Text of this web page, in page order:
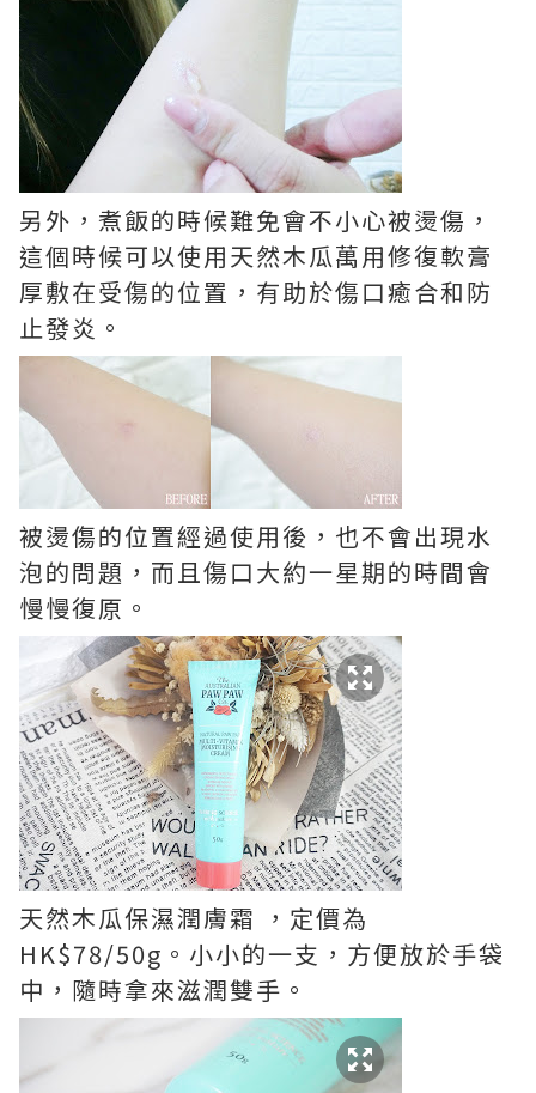
另外，煮飯的時候難免會不小心被燙傷，
這個時候可以使用天然木瓜萬用修復軟膏
厚敷在受傷的位置，有助於傷口癒合和防
止發炎。
被燙傷的位置經過使用後，也不會出現水
泡的問題，而且傷口大約一星期的時間會
慢慢復原。
天然木瓜保濕潤膚霜 ，定價為
HK$78/50g。小小的一支，方便放於手袋
中，隨時拿來滋潤雙手。